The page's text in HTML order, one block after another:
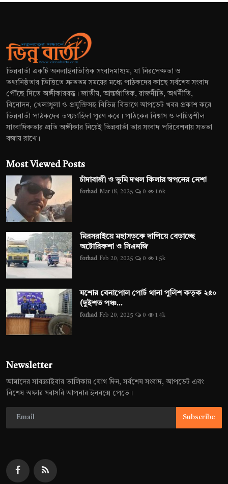
ভিন্নবার্তা একটি অনলাইনভিত্তিক সংবাদমাধ্যম, যা নিরপেক্ষতা ও
তথ্যনিষ্ঠতার ভিত্তিতে দ্রুততম সময়ের মধ্যে পাঠকদের কাছে সর্বশেষ সংবাদ
পৌঁছে দিতে অঙ্গীকারবদ্ধ। জাতীয়, আন্তর্জাতিক, রাজনীতি, অর্থনীতি,
বিনোদন, খেলাধুলা ও প্রযুক্তিসহ বিভিন্ন বিভাগে আপডেট খবর প্রকাশ করে
ভিন্নবার্তা পাঠকদের তথ্যচাহিদা পূরণ করে। পাঠকের বিশ্বাস ও দায়িত্বশীল
সাংবাদিকতার প্রতি অঙ্গীকার নিয়েই ভিন্নবার্তা তার সংবাদ পরিবেশনায় সততা
বজায় রাখে।
Most Viewed Posts
চাঁদাবাজী ও ভূমি দখল কিলার স্বপনের নেশা
forhad Mar 18, 2025 0 1.6k
মিরসরাইয়ে মহাসড়কে দাপিয়ে বেড়াচ্ছে
অটোরিকশা ও সিএনজি
forhad Feb 20, 2025 0 1.5k
যশোর বেনাপোল পোর্ট থানা পুলিশ কতৃক ২৫০
(দুইশত পঞ্চ...
forhad Feb 20, 2025 0 1.4k
Newsletter
আমাদের সাবস্ক্রাইবার তালিকায় যোগ দিন, সর্বশেষ সংবাদ, আপডেট এবং
বিশেষ অফার সরাসরি আপনার ইনবক্সে পেতে।
Subscribe